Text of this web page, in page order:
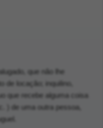
que não lhe
de locação; inquilino,
que recebe alguma coisa
) de uma outra pessoa,